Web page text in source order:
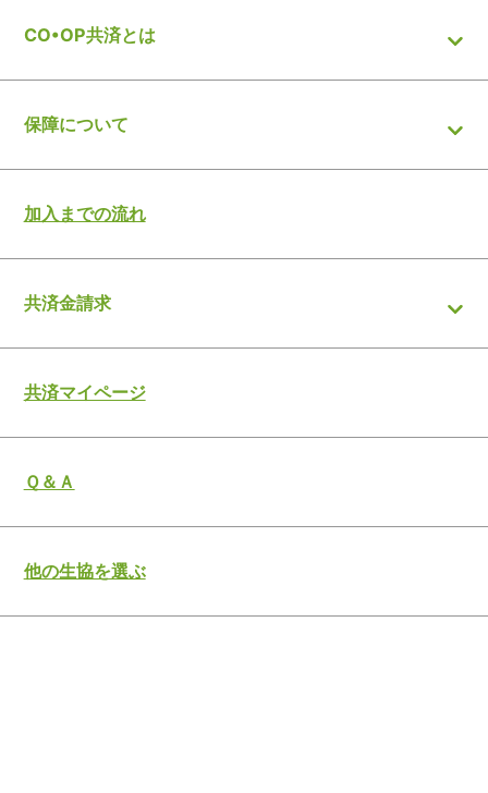
CO•OP共済とは
保障について
加入までの流れ
共済金請求
共済マイページ
Ｑ＆Ａ
他の生協を選ぶ